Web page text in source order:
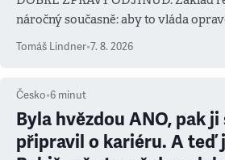
náročný současně: aby to vláda
prioritu
Tomáš Lindner•7. 8. 2026
Česko•6 minut
Byla hvězdou ANO, pak ji
připravil o kariéru. A teď